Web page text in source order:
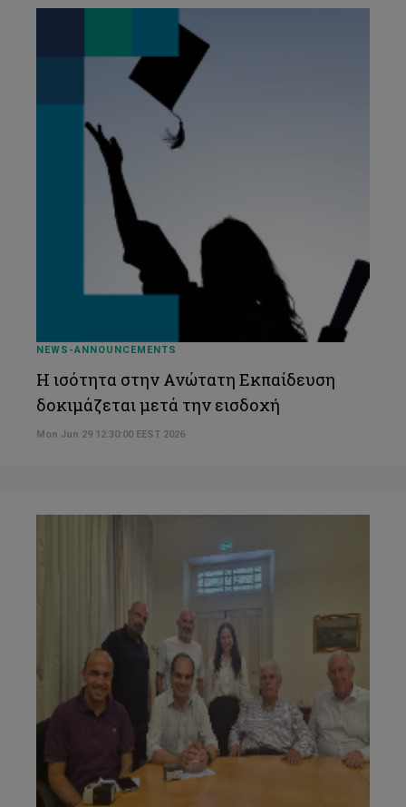
NEWS-ANNOUNCEMENTS
Η ισότητα στην Ανώτατη Εκπαίδευση
δοκιμάζεται μετά την εισδοχή
Mon Jun 29 12:30:00 EEST 2026